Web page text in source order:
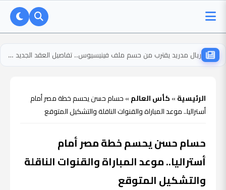
ريال مدريد يقترب من حسم ملف فينيسيوس.. تفاصيل العقد الجديد وراتبه المنتظر
الرئيسية»كأس العالم»حسام حسن يحسم خطة مصر أمام
أستراليا.. موعد المباراة والقنوات الناقلة والتشكيل المتوقع
حسام حسن يحسم خطة مصر أمام
أستراليا.. موعد المباراة والقنوات الناقلة
والتشكيل المتوقع